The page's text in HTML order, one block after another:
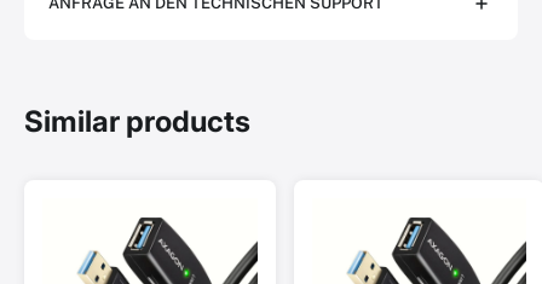
Similar products